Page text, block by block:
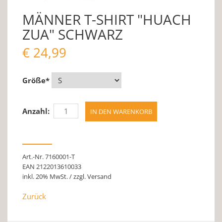
MÄNNER T-SHIRT "HUACH
ZUA" SCHWARZ
€ 24,99
Größe*
Anzahl:
Art.-Nr. 7160001-T
EAN 2122013610033
inkl. 20% MwSt. / zzgl. Versand
Zurück